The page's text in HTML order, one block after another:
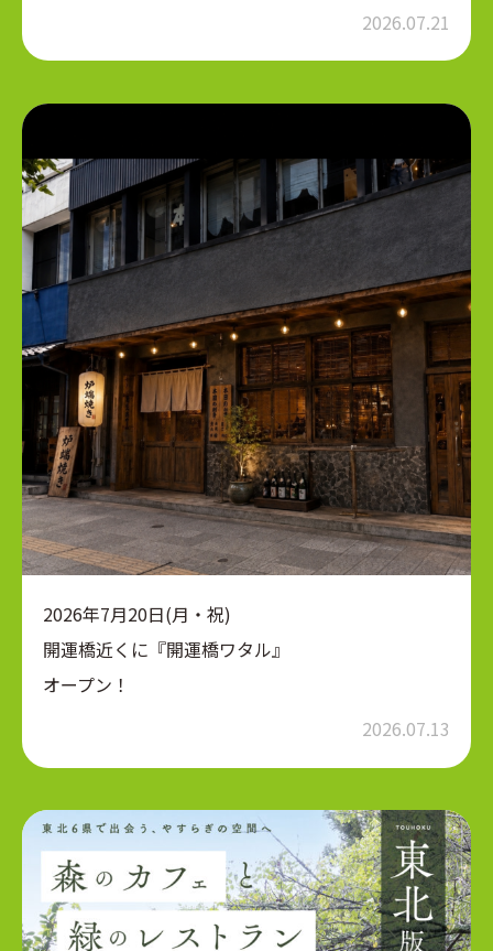
2026.07.21
2026年7月20日(月・祝)
開運橋近くに『開運橋ワタル』
オープン！
2026.07.13